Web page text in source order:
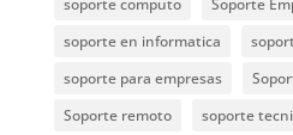
soporte computo
Soporte
soporte en informatica
soporte para empresas
Soporte remoto
soporte